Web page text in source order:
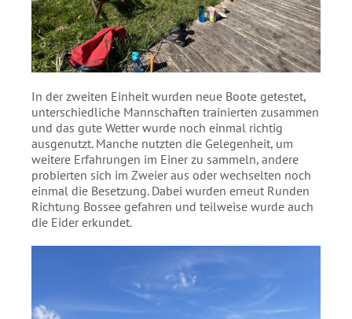
In der zweiten Einheit wurden neue Boote getestet,
unterschiedliche Mannschaften trainierten zusammen
und das gute Wetter wurde noch einmal richtig
ausgenutzt. Manche nutzten die Gelegenheit, um
weitere Erfahrungen im Einer zu sammeln, andere
probierten sich im Zweier aus oder wechselten noch
einmal die Besetzung. Dabei wurden erneut Runden
Richtung Bossee gefahren und teilweise wurde auch
die Eider erkundet.